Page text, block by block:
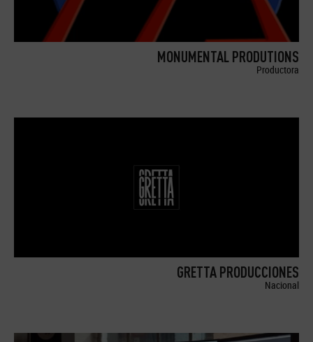
MONUMENTAL PRODUTIONS
Productora
GRETTA PRODUCCIONES
Nacional